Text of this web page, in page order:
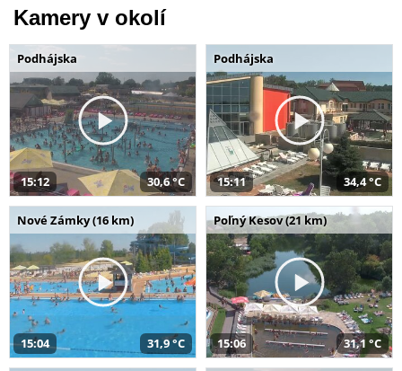
Kamery v okolí
Podhájska
15:12 30,6 °C
Podhájska
15:11 34,4 °C
Nové Zámky (16 km)
15:04 31,9 °C
Poľný Kesov (21 km)
15:06 31,1 °C